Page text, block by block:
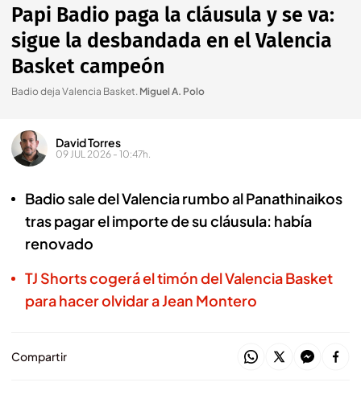
Papi Badio paga la cláusula y se va:
sigue la desbandada en el Valencia
Basket campeón
Badio deja Valencia Basket. Miguel A. Polo
David Torres
09 JUL 2026 - 10:47h.
Badio sale del Valencia rumbo al Panathinaikos
tras pagar el importe de su cláusula: había
renovado
TJ Shorts cogerá el timón del Valencia Basket
para hacer olvidar a Jean Montero
Compartir